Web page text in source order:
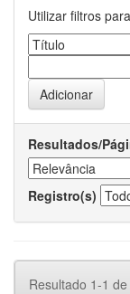
Utilizar filtros
Resultados/
Registro(s)
Resultado 1-1 de